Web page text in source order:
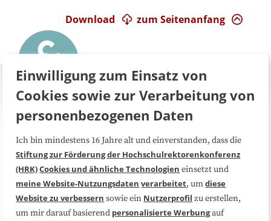
zum Seitenanfang
Download
Über uns FAQ
Medienarbeit Kooperationen
Datenschutzerklärung Impressum
Einwilligung zum Einsatz von
Cookies sowie zur Verarbeitung von
personenbezogenen Daten
Ich bin mindestens 16 Jahre alt und einverstanden, dass die
Stiftung zur Förderung der Hochschulrektorenkonferenz
(HRK)Cookies und ähnliche Technologien einsetzt und
meine Website-Nutzungsdaten verarbeitet, umdiese
Website zu verbessern sowie ein Nutzerprofil zu erstellen,
um mir darauf basierend personalisierte Werbungauf